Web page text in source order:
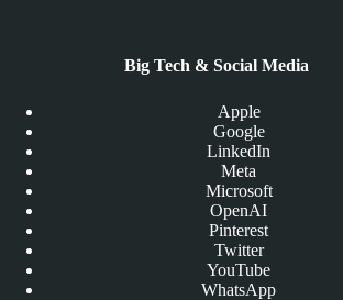
Big Tech & Social Media
Apple
Google
LinkedIn
Meta
Microsoft
OpenAI
Pinterest
Twitter
YouTube
WhatsApp